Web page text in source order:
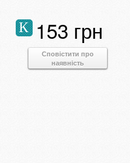
153 грн
К
Сповістити про
наявність